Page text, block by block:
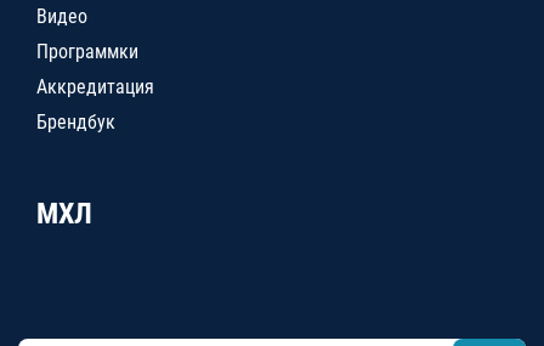
Видео
Программки
Аккредитация
Брендбук
МХЛ